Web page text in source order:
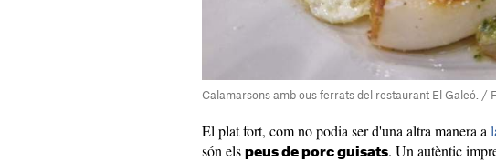
Calamarsons amb ous ferrats del restaurant El Galeó. /
El plat fort, com no podia ser d'una altra manera a
són els peus de porc guisats. Un autèntic